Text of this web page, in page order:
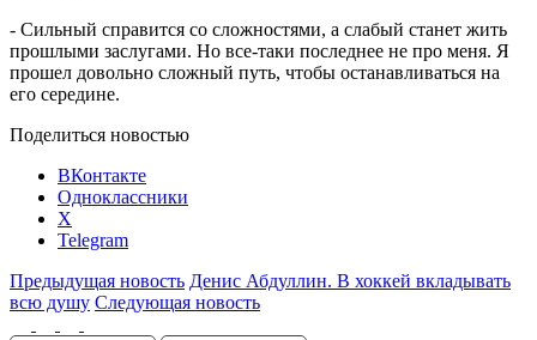
- Сильный справится со сложностями, а слабый станет жить
прошлыми заслугами. Но все-таки последнее не про меня. Я
прошел довольно сложный путь, чтобы останавливаться на
его середине.
Поделиться новостью
ВКонтакте
Одноклассники
X
Telegram
Предыдущая новость Денис Абдуллин. В хоккей вкладывать
всю душу Следующая новость